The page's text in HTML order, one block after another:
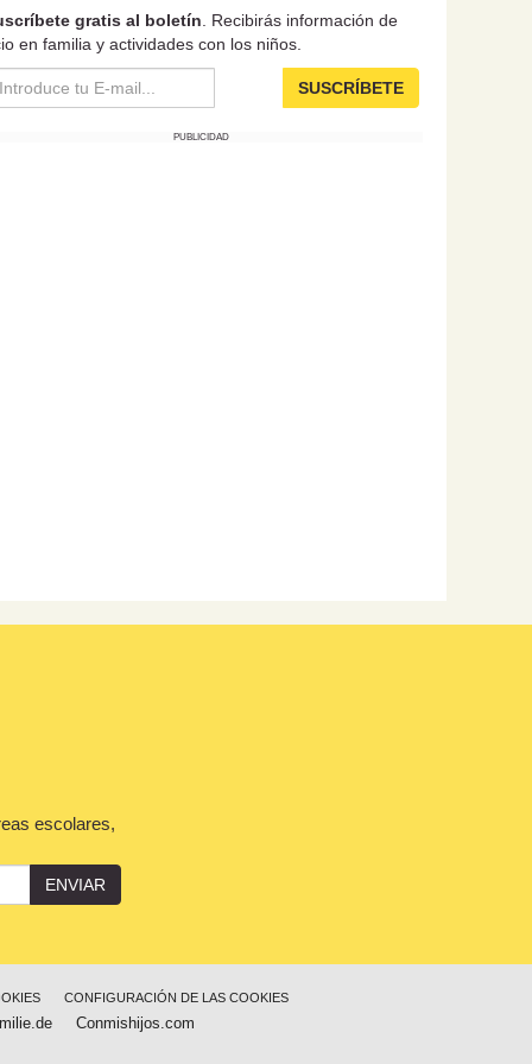
gratis al boletín . Recibirás información de
en familia y actividades con los niños.
SUSCRÍBETE
PUBLICIDAD
escolares,
ENVIAR
CONFIGURACIÓN DE LAS COOKIES
Conmishijos.com